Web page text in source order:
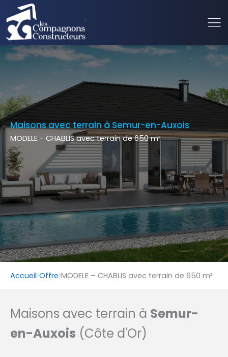
Maisons avec terrain à Semur-en-Auxois
MODELE - CHABLIS avec terrain de 650 m²
Accueil Offre MODELE – CHABLIS avec terrain de 650 m²
Maisons avec terrain à Semur-
en-Auxois (Côte d'Or)